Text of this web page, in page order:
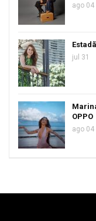
ago 04
jul 31
OPPO
ago 04